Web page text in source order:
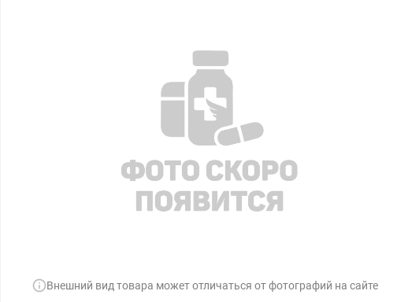
Внешний вид товара может отличаться от фотографий на сайте